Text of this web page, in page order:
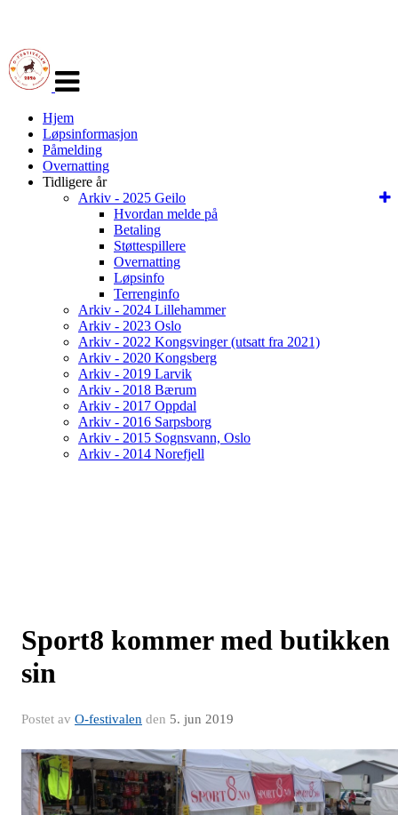
navigasjon
Hjem
Løpsinformasjon
Påmelding
Overnatting
Tidligere år
Arkiv - 2025 Geilo
Hvordan melde på
Betaling
Støttespillere
Overnatting
Løpsinfo
Terrenginfo
Arkiv - 2024 Lillehammer
Arkiv - 2023 Oslo
Arkiv - 2022 Kongsvinger (utsatt fra 2021)
Arkiv - 2020 Kongsberg
Arkiv - 2019 Larvik
Arkiv - 2018 Bærum
Arkiv - 2017 Oppdal
Arkiv - 2016 Sarpsborg
Arkiv - 2015 Sognsvann, Oslo
Arkiv - 2014 Norefjell
Sport8 kommer med butikken
sin
Postet av O-festivalen den 5. jun 2019